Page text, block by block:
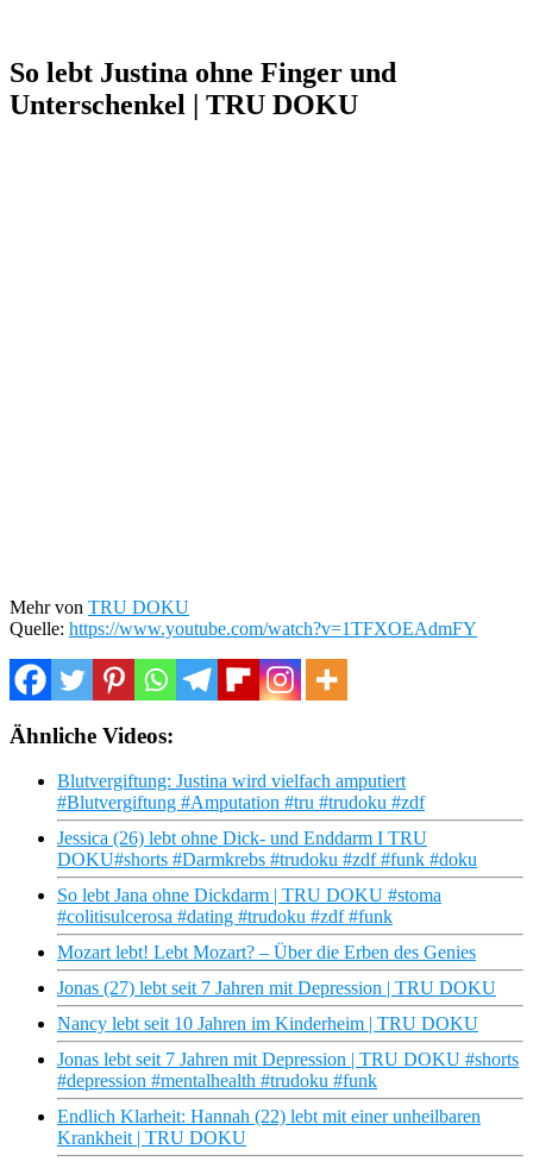
So lebt Justina ohne Finger und
Unterschenkel | TRU DOKU
Mehr von TRU DOKU
Quelle: https://www.youtube.com/watch?v=1TFXOEAdmFY
Ähnliche Videos:
Blutvergiftung: Justina wird vielfach amputiert
#Blutvergiftung #Amputation #tru #trudoku #zdf
Jessica (26) lebt ohne Dick- und Enddarm I TRU
DOKU#shorts #Darmkrebs #trudoku #zdf #funk #doku
So lebt Jana ohne Dickdarm | TRU DOKU #stoma
#colitisulcerosa #dating #trudoku #zdf #funk
Mozart lebt! Lebt Mozart? – Über die Erben des Genies
Jonas (27) lebt seit 7 Jahren mit Depression | TRU DOKU
Nancy lebt seit 10 Jahren im Kinderheim | TRU DOKU
Jonas lebt seit 7 Jahren mit Depression | TRU DOKU #shorts
#depression #mentalhealth #trudoku #funk
Endlich Klarheit: Hannah (22) lebt mit einer unheilbaren
Krankheit | TRU DOKU